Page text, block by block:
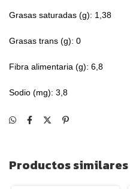
Grasas saturadas (g): 1,38
Grasas trans (g): 0
Fibra alimentaria (g): 6,8
Sodio (mg): 3,8
Productos similares